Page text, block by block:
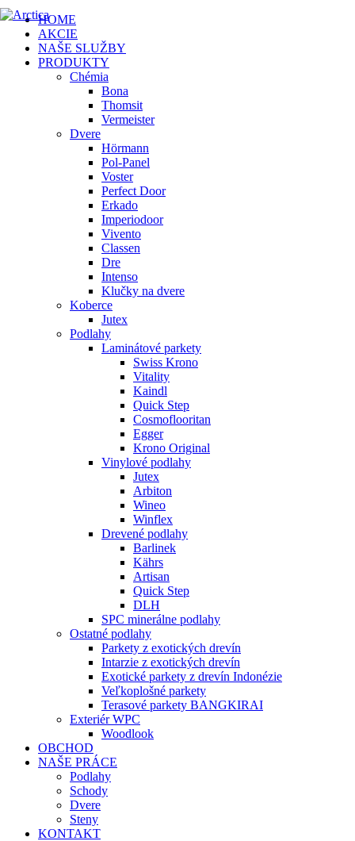
HOME
AKCIE
NAŠE SLUŽBY
PRODUKTY
Chémia
Bona
Thomsit
Vermeister
Dvere
Hörmann
Pol-Panel
Voster
Perfect Door
Erkado
Imperiodoor
Vivento
Classen
Dre
Intenso
Klučky na dvere
Koberce
Jutex
Podlahy
Laminátové parkety
Swiss Krono
Vitality
Kaindl
Quick Step
Cosmoflooritan
Egger
Krono Original
Vinylové podlahy
Jutex
Arbiton
Wineo
Winflex
Drevené podlahy
Barlinek
Kährs
Artisan
Quick Step
DLH
SPC minerálne podlahy
Ostatné podlahy
Parkety z exotických drevín
Intarzie z exotických drevín
Exotické parkety z drevín Indonézie
Veľkoplošné parkety
Terasové parkety BANGKIRAI
Exteriér WPC
Woodlook
OBCHOD
NAŠE PRÁCE
Podlahy
Schody
Dvere
Steny
KONTAKT